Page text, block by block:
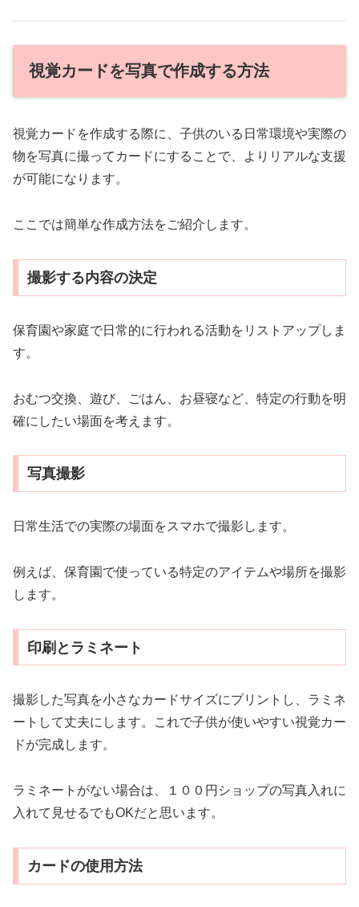
視覚カードを写真で作成する方法
視覚カードを作成する際に、子供のいる日常環境や実際の
物を写真に撮ってカードにすることで、よりリアルな支援
が可能になります。
ここでは簡単な作成方法をご紹介します。
撮影する内容の決定
保育園や家庭で日常的に行われる活動をリストアップしま
す。
おむつ交換、遊び、ごはん、お昼寝など、特定の行動を明
確にしたい場面を考えます。
写真撮影
日常生活での実際の場面をスマホで撮影します。
例えば、保育園で使っている特定のアイテムや場所を撮影
します。
印刷とラミネート
撮影した写真を小さなカードサイズにプリントし、ラミネ
ートして丈夫にします。これで子供が使いやすい視覚カー
ドが完成します。
ラミネートがない場合は、１００円ショップの写真入れに
入れて見せるでもOKだと思います。
カードの使用方法